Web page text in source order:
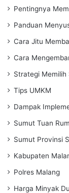
Pentingnya
Panduan
Cara Jitu
Cara
Strategi Memilih
Tips UMKM
Dampak
Sumut Tuan
Sumut Provinsi
Kabupaten
Polres Malang
Harga Minyak